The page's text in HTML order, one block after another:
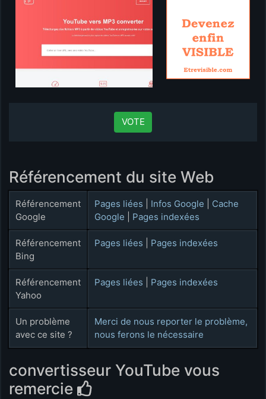
VOTE
Référencement du site Web
Référencement
Google
Pages liées Infos Google
Cache
Google
Pages indexées
Référencement
Bing
Pages liées Pages indexées
Référencement
Yahoo
Pages liées Pages indexées
Un problème
avec ce site ?
Merci de nous reporter le problème,
nous ferons le nécessaire
convertisseur YouTube vous
remercie